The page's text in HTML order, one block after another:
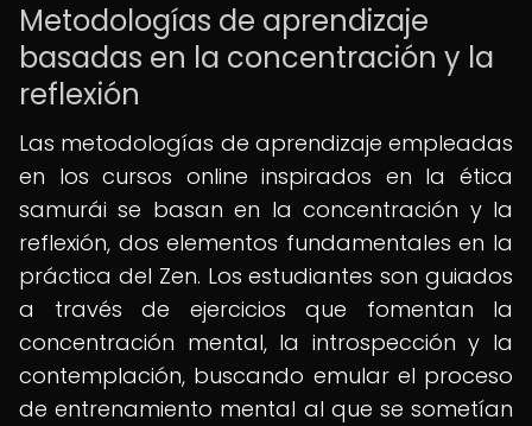
Metodologías de aprendizaje
basadas en la concentración y la
reflexión
Las metodologías de aprendizaje empleadas
en los cursos online inspirados en la ética
samurái se basan en la concentración y la
reflexión, dos elementos fundamentales en la
práctica del Zen. Los estudiantes son guiados
a través de ejercicios que fomentan la
concentración mental, la introspección y la
contemplación, buscando emular el proceso
de entrenamiento mental al que se sometían